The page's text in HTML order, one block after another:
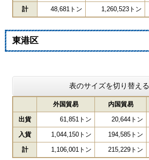
計 48,681トン 1,260,523トン
東港区
表のサイズを切り替える
外国貿易 内国貿易
出貨 61,851トン 20,644トン
入貨 1,044,150トン 194,585トン
計 1,106,001トン 215,229トン